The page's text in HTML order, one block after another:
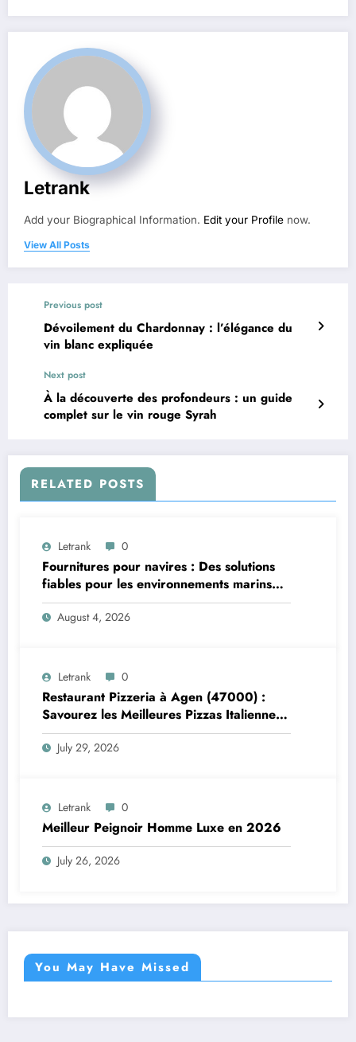
Letrank
Add your Biographical Information. Edit your Profile now.
View All Posts
Previous post
Dévoilement du Chardonnay : l’élégance du
vin blanc expliquée
Next post
À la découverte des profondeurs : un guide
complet sur le vin rouge Syrah
RELATED POSTS
Letrank 0
Fournitures pour navires : Des solutions
fiables pour les environnements marins
exigeants
August 4, 2026
Letrank 0
Restaurant Pizzeria à Agen (47000) :
Savourez les Meilleures Pizzas Italiennes
chez Trattoria Pasta Pizza Brax
July 29, 2026
Letrank 0
Meilleur Peignoir Homme Luxe en 2026
July 26, 2026
You May Have Missed